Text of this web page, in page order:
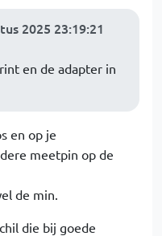
2025 23:19:21
en de adapter in
en op je
meetpin op de
de min.
die bij goede